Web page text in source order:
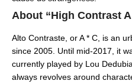
About “High Contrast A
Alto Contraste, or A * C, is an
since 2005. Until mid-2017, it
currently played by Lou
always revolves around